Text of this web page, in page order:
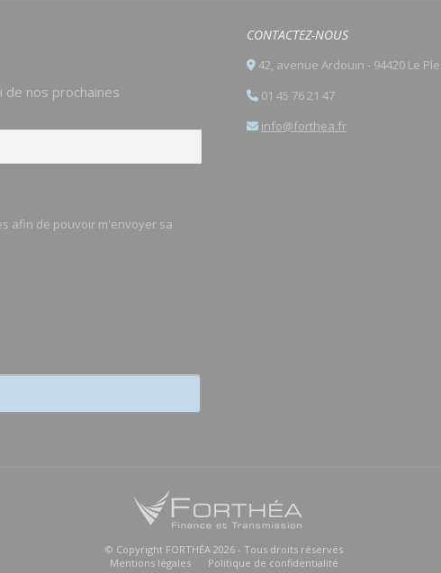
nos prochaines
afin de pouvoir m'envoyer sa
CONTACTEZ-NOUS
42, avenue Ardouin - 94420 Le
01 45 76 21 47
info@forthea.fr
© Copyright FORTHÉA 2026 - Tous droits réservés
Mentions légales
Politique de confidentialité